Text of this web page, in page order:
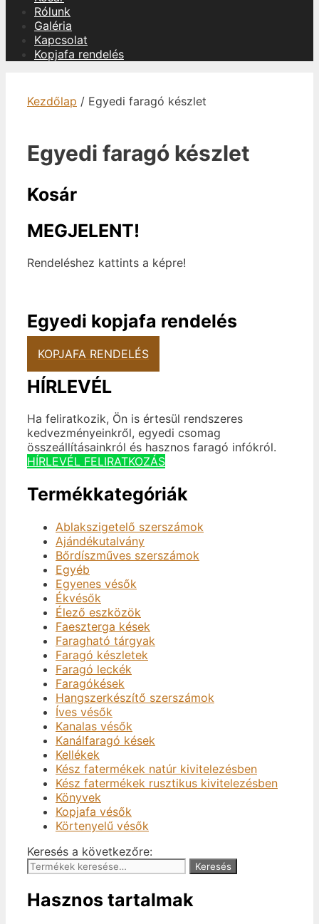
Rólunk
Galéria
Kapcsolat
Kopjafa rendelés
Kezdőlap / Egyedi faragó készlet
Egyedi faragó készlet
Kosár
MEGJELENT!
Rendeléshez kattints a képre!
Egyedi kopjafa rendelés
KOPJAFA RENDELÉS
HÍRLEVÉL
Ha feliratkozik, Ön is értesül rendszeres
kedvezményeinkről, egyedi csomag
összeállításainkról és hasznos faragó infókról.
HÍRLEVÉL FELIRATKOZÁS
Termékkategóriák
Ablakszigetelő szerszámok
Ajándékutalvány
Bőrdíszműves szerszámok
Egyéb
Egyenes vésők
Ékvésők
Élező eszközök
Faeszterga kések
Faragható tárgyak
Faragó készletek
Faragó leckék
Faragókések
Hangszerkészítő szerszámok
Íves vésők
Kanalas vésők
Kanálfaragó kések
Kellékek
Kész fatermékek natúr kivitelezésben
Kész fatermékek rusztikus kivitelezésben
Könyvek
Kopjafa vésők
Körtenyelű vésők
Keresés a következőre:
Keresés
Hasznos tartalmak